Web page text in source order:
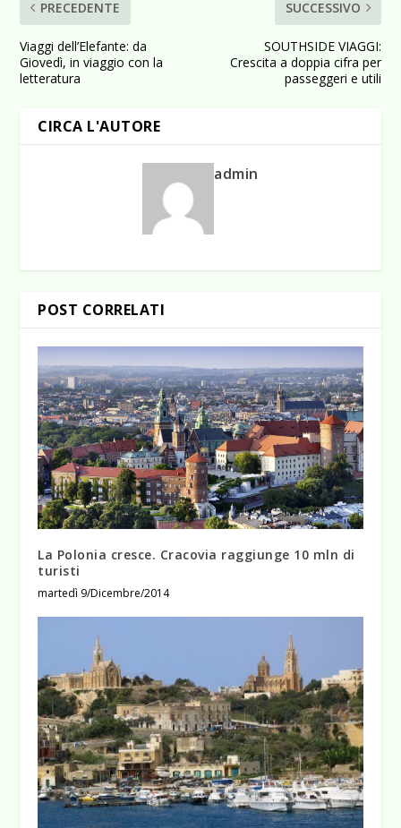
PRECEDENTE
Viaggi dell’Elefante: da
Giovedì, in viaggio con la
letteratura
SUCCESSIVO
SOUTHSIDE VIAGGI:
Crescita a doppia cifra per
passeggeri e utili
CIRCA L'AUTORE
admin
POST CORRELATI
La Polonia cresce. Cracovia raggiunge 10 mln di
turisti
martedì 9/Dicembre/2014